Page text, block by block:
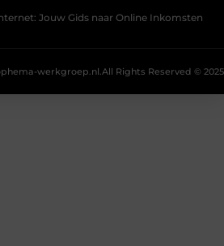
Jouw Gids naar Online Inkomsten
All Rights Reserved © 2025
werkgroep.nl.